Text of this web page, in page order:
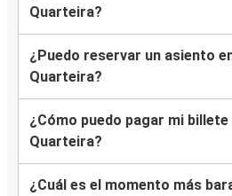
Quarteira?
¿Puedo reservar un asiento
Quarteira?
¿Cómo puedo pagar mi
Quarteira?
¿Cuál es el momento más